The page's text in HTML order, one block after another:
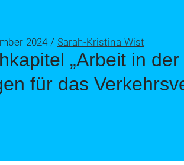
„Arbeit in
für das
2024 / Sarah-Kristina Wist